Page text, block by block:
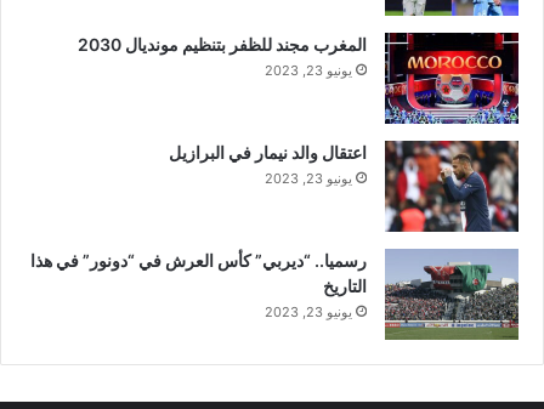
المغرب مجند للظفر بتنظيم مونديال 2030
يونيو 23, 2023
اعتقال والد نيمار في البرازيل
يونيو 23, 2023
رسميا.. “ديربي” كأس العرش في “دونور” في هذا
التاريخ
يونيو 23, 2023